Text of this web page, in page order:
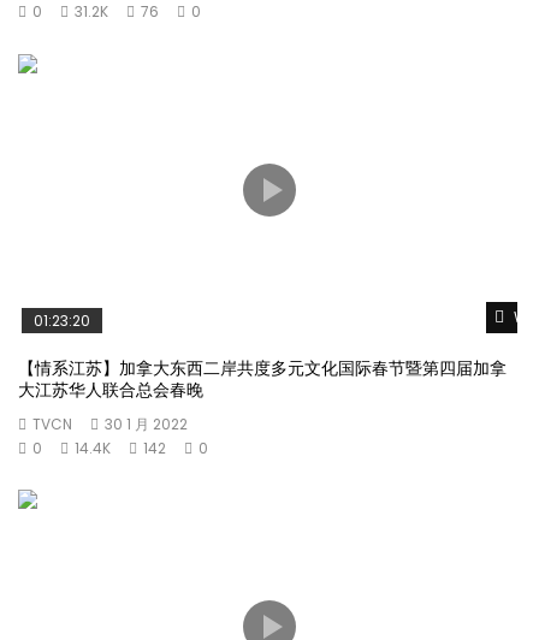
0
31.2K 76 0
01:23:20
【情系江苏】加拿大东西二岸共度多元文化国际春节暨第四届加拿
大江苏华人联合总会春晚
TVCN
30 1 月 2022
0
14.4K 142 0